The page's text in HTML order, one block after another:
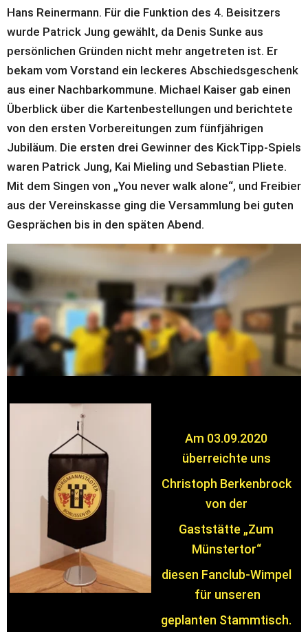
Hans Reinermann. Für die Funktion des 4. Beisitzers
wurde Patrick Jung gewählt, da Denis Sunke aus
persönlichen Gründen nicht mehr angetreten ist. Er
bekam vom Vorstand ein leckeres Abschiedsgeschenk
aus einer Nachbarkommune. Michael Kaiser gab einen
Überblick über die Kartenbestellungen und berichtete
von den ersten Vorbereitungen zum fünfjährigen
Jubiläum. Die ersten drei Gewinner des KickTipp-Spiels
waren Patrick Jung, Kai Mieling und Sebastian Pliete.
Mit dem Singen von „You never walk alone“, und Freibier
aus der Vereinskasse ging die Versammlung bei guten
Gesprächen bis in den späten Abend.
Unser neuer Vorstand von links: Hans-Gerd Reinermann,
Michael Kaiser, Andre Alexander,
Benjamin Peuker, Sebastian Pliete, Patrick Jung
nicht auf dem Bild:  Nina Liebing, Nick Meißel
Am 03.09.2020
überreichte uns
Christoph Berkenbrock
von der
Gaststätte „Zum
Münstertor“
diesen Fanclub-Wimpel
für unseren
geplanten Stammtisch.